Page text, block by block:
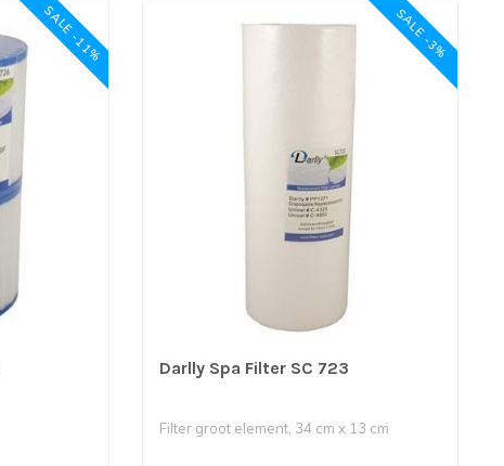
SALE -11% SALE -3%
Darlly Spa Filter SC 723
Filter groot element, 34 cm x 13 cm